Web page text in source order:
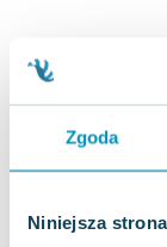
Zgoda
Niniejsza
Aleksander
Oscar Wilde
Małgorzata Ohme
Maddie Ziegler
Joanna